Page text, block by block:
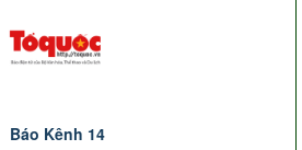
Báo Kênh 14